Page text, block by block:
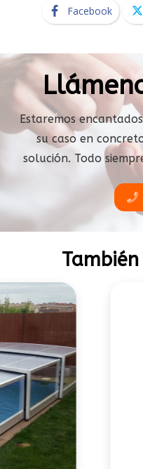
Facebook
Estaremos
su caso en
solución. Todo